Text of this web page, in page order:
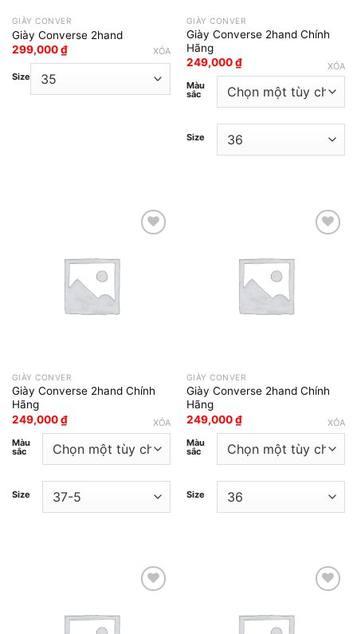
GIÀY CONVER
Giày Converse 2hand
299,000₫
Size
XÓA
GIÀY CONVER
Giày Converse 2hand Chính
Hãng
249,000₫
Màu
sắc
Size
XÓA
Add to wishlist
GIÀY CONVER
Giày Converse 2hand Chính
Hãng
249,000₫
Màu
sắc
Size
XÓA
Add to wishlist
GIÀY CONVER
Giày Converse 2hand Chính
Hãng
249,000₫
Màu
sắc
Size
XÓA
Add to wishlist Add to wishlist